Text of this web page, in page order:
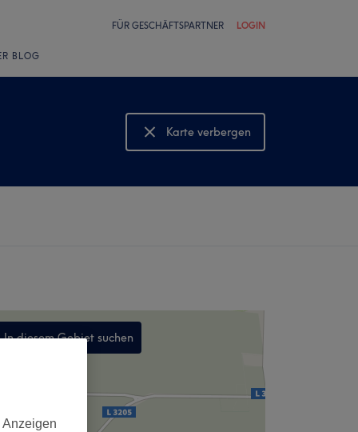
FÜR GESCHÄFTSPARTNER LOGIN
BLOG
Karte verbergen
Karte anzeigen
In diesem Gebiet suchen